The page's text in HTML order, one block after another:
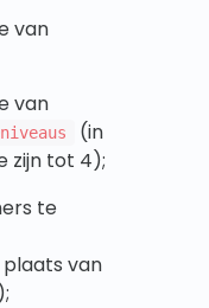
van
van
(in
zijn tot 4);
te
plaats van